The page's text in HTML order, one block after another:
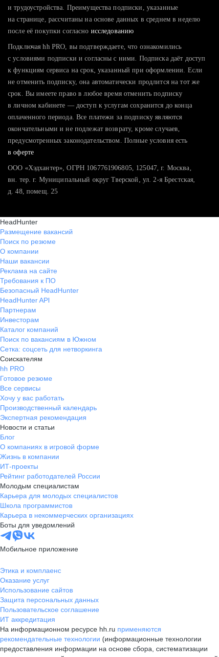
тратите много времени на поиск и вручную поднимаете
хотите сравнить себя с конкурентами и оценить шансы
и трудоустройства. Преимущества подписки, указанные
на странице, рассчитаны на основе данных в среднем в неделю
после её покупки согласно исследованию
Подключая hh PRO, вы подтверждаете, что ознакомились
с условиями подписки и согласны с ними. Подписка даёт доступ
к функциям сервиса на срок, указанный при оформлении. Если
не отменить подписку, она автоматически продлится на тот же
срок. Вы имеете право в любое время отменить подписку
в личном кабинете — доступ к услугам сохранится до конца
оплаченного периода. Все платежи за подписку являются
окончательными и не подлежат возврату, кроме случаев,
предусмотренных законодательством. Полные условия есть
в оферте
ООО «Хэдхантер», ОГРН 1067761906805, 125047, г. Москва,
вн. тер. г. Муниципальный округ Тверской, ул. 2-я Брестская,
д. 48, помещ. 25
HeadHunter
Размещение вакансий
Поиск по резюме
О компании
Наши вакансии
Реклама на сайте
Требования к ПО
Безопасный HeadHunter
HeadHunter API
Партнерам
Инвесторам
Каталог компаний
Поиск по вакансиям в Южном
Сетка: соцсеть для нетворкинга
Соискателям
hh PRO
Готовое резюме
Все сервисы
Хочу у вас работать
Производственный календарь
Экспертная рекомендация
Новости и статьи
Блог
О компаниях в игровой форме
Жизнь в компании
ИТ-проекты
Рейтинг работодателей России
Молодым специалистам
Карьера для молодых специалистов
Школа программистов
Карьера в некоммерческих организациях
Боты для уведомлений
Мобильное приложение
Этика и комплаенс
Оказание услуг
Использование сайтов
Защита персональных данных
Пользовательское соглашение
ИТ аккредитация
На информационном ресурсе hh.ru применяются
рекомендательные технологии (информационные технологии
предоставления информации на основе сбора, систематизации